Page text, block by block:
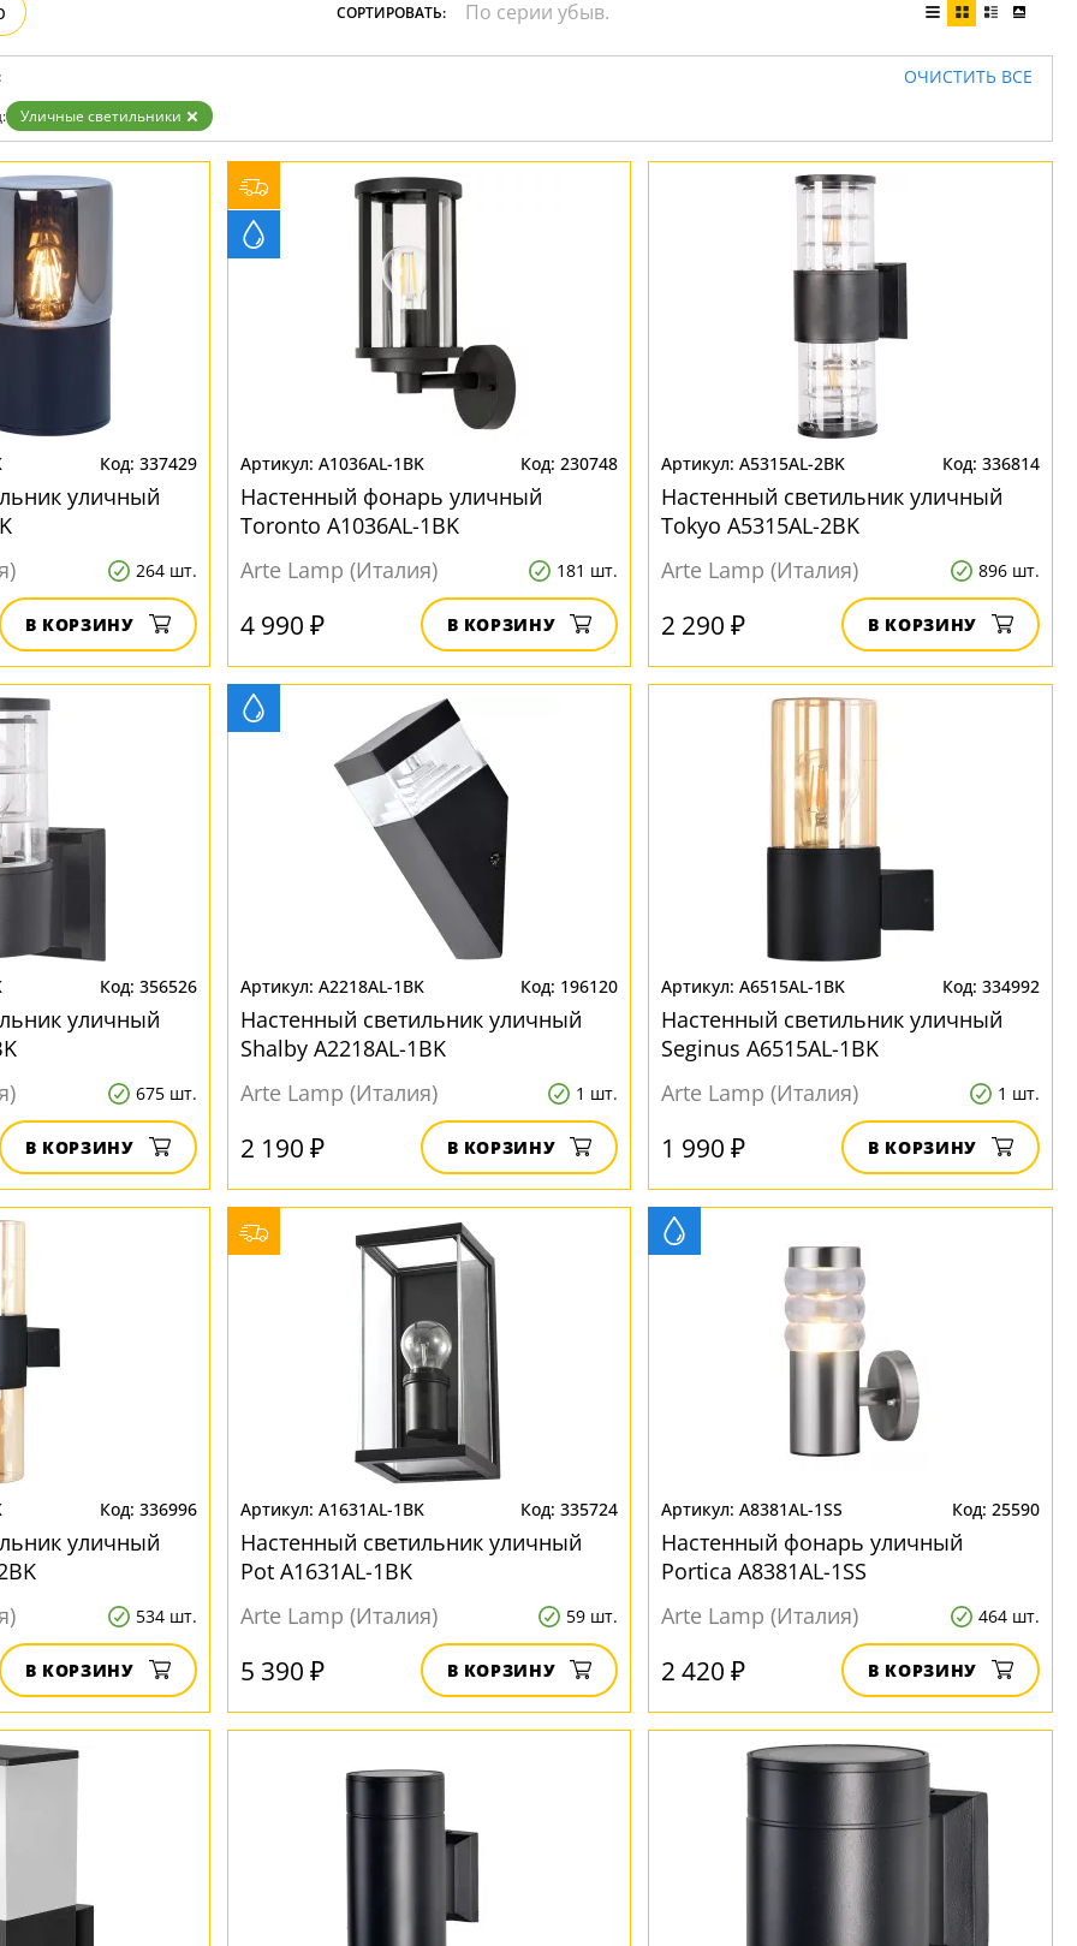
Прозрачные
Черные
СОРТИРОВАТЬ:
ОЧИСТИТЬ ВСЕ
Уличные светильники
337429
уличный
264 шт.
В КОРЗИНУ
A1036AL-1BK 230748
Настенный фонарь уличный
Toronto A1036AL-1BK
Arte Lamp (Италия)
181 шт.
4 990 ₽ В КОРЗИНУ
A5315AL-2BK 336814
Настенный светильник уличный
Tokyo A5315AL-2BK
Arte Lamp (Италия)
896 шт.
2 290 ₽ В КОРЗИНУ
356526
уличный
675 шт.
В КОРЗИНУ
A2218AL-1BK 196120
Настенный светильник уличный
Shalby A2218AL-1BK
Arte Lamp (Италия)
1 шт.
2 190 ₽ В КОРЗИНУ
A6515AL-1BK 334992
Настенный светильник уличный
Seginus A6515AL-1BK
Arte Lamp (Италия)
1 шт.
1 990 ₽ В КОРЗИНУ
336996
уличный
534 шт.
В КОРЗИНУ
A1631AL-1BK 335724
Настенный светильник уличный
Pot A1631AL-1BK
Arte Lamp (Италия)
59 шт.
5 390 ₽ В КОРЗИНУ
A8381AL-1SS 25590
Настенный фонарь уличный
Portica A8381AL-1SS
Arte Lamp (Италия)
464 шт.
2 420 ₽ В КОРЗИНУ